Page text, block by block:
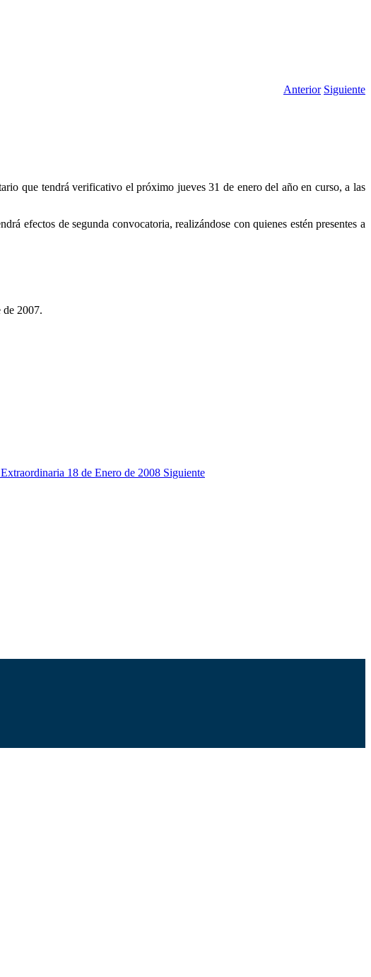
Anterior Siguiente
que tendrá verificativo el próximo jueves 31 de enero del año en curso, a las
efectos de segunda convocatoria, realizándose con quienes estén presentes a
de 2007.
18 de Enero de 2008 Siguiente